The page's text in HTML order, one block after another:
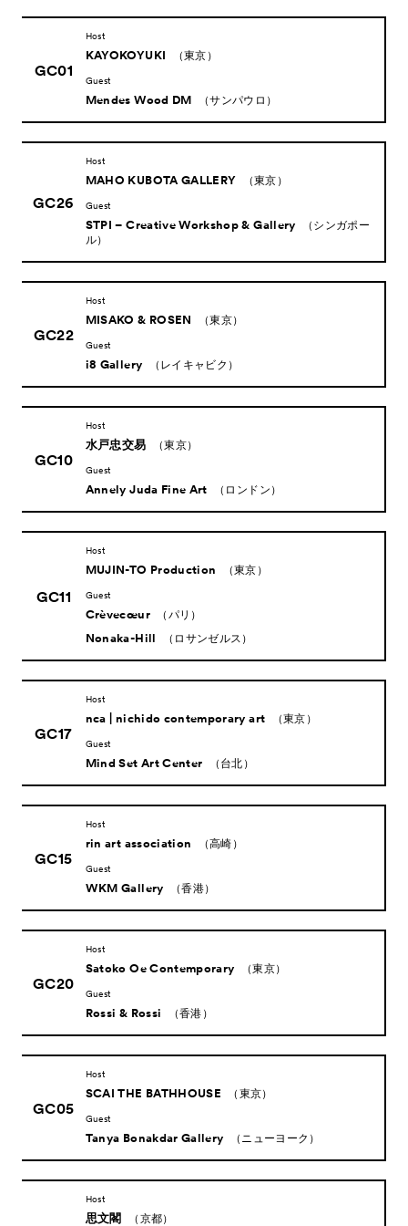
News お知らせ
Exhibitors
- Gallery Collaborations
Artworks 作品一覧
ACK Curates
- Talks トークプログラム
- For Kids キッズプログラム
Special Programs
Associated Programs 市内連携プログラム
About
Visitor Information
Partners パートナー
Contact
Archive
GC01
Host
KAYOKOYUKI （東京）
Guest
Mendes Wood DM （サンパウロ）
GC26
Host
MAHO KUBOTA GALLERY （東京）
Guest
STPI – Creative Workshop & Gallery
（シンガポー
ル）
GC22
Host
MISAKO & ROSEN （東京）
Guest
i8 Gallery （レイキャビク）
GC10
Host
水戸忠交易 （東京）
Guest
Annely Juda Fine Art （ロンドン）
GC11
Host
MUJIN-TO Production （東京）
Guest
Crèvecœur （パリ）
Nonaka-Hill （ロサンゼルス）
GC17
Host
nca | nichido contemporary art （東京）
Guest
Mind Set Art Center （台北）
GC15
Host
rin art association （高崎）
Guest
WKM Gallery （香港）
GC20
Host
Satoko Oe Contemporary （東京）
Guest
Rossi & Rossi （香港）
GC05
Host
SCAI THE BATHHOUSE （東京）
Guest
Tanya Bonakdar Gallery （ニューヨーク）
Host
思文閣 （京都）